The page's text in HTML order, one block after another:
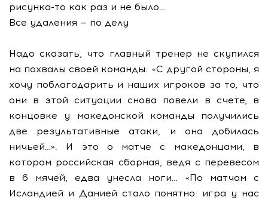
рисунка-то как раз и не было…
Все удаления — по делу
Надо сказать, что главный тренер не скупился
на похвалы своей команды: «С другой стороны, я
хочу поблагодарить и наших игроков за то, что
они в этой ситуации снова повели в счете, в
концовке у македонской команды получились
две результативные атаки, и она добилась
ничьей…». И это о матче с македонцами, в
котором российская сборная, ведя с перевесом
в 6 мячей, едва унесла ноги… «По матчам с
Исландией и Данией стало понятно: игра у нас